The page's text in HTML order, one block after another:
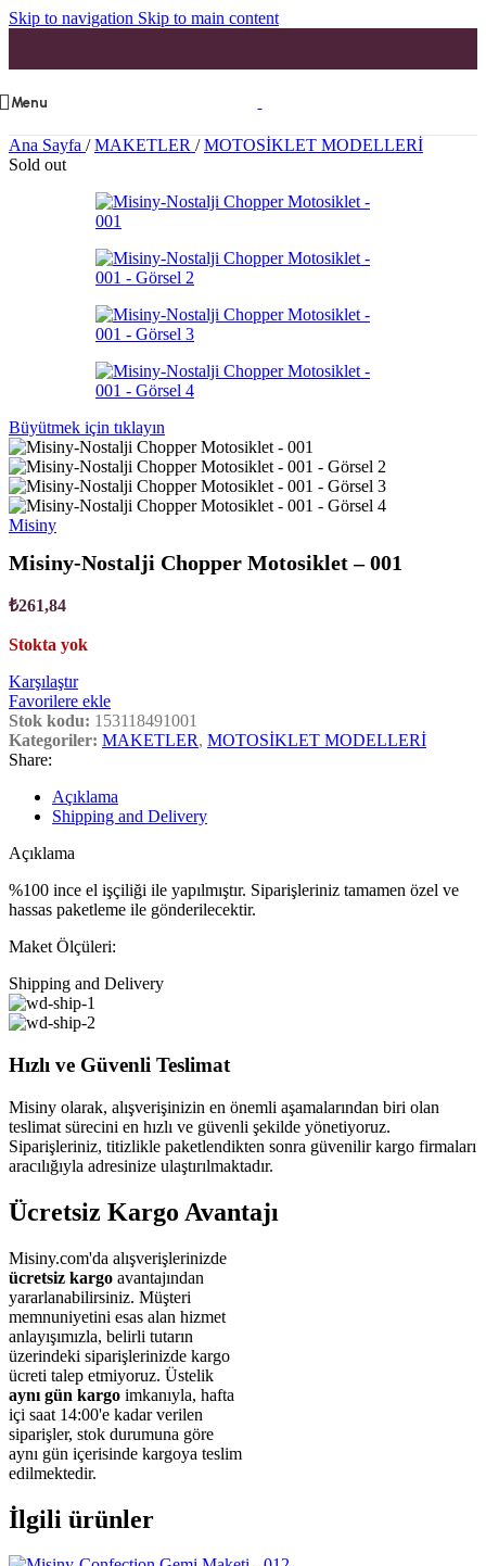
Skip to navigation Skip to main content
Menu
Ana Sayfa / MAKETLER / MOTOSİKLET MODELLERİ
Sold out
Büyütmek için tıklayın
Misiny
Misiny-Nostalji Chopper Motosiklet – 001
₺261,84
Stokta yok
Karşılaştır
Favorilere ekle
Stok kodu: 153118491001
Kategoriler: MAKETLER, MOTOSİKLET MODELLERİ
Share:
Açıklama
Shipping and Delivery
Açıklama
%100 ince el işçiliği ile yapılmıştır. Siparişleriniz tamamen özel ve
hassas paketleme ile gönderilecektir.
Maket Ölçüleri:
Shipping and Delivery
Hızlı ve Güvenli Teslimat
Misiny olarak, alışverişinizin en önemli aşamalarından biri olan
teslimat sürecini en hızlı ve güvenli şekilde yönetiyoruz.
Siparişleriniz, titizlikle paketlendikten sonra güvenilir kargo firmaları
aracılığıyla adresinize ulaştırılmaktadır.
Ücretsiz Kargo Avantajı
Misiny.com'da alışverişlerinizde
ücretsiz kargo avantajından
yararlanabilirsiniz. Müşteri
memnuniyetini esas alan hizmet
anlayışımızla, belirli tutarın
üzerindeki siparişlerinizde kargo
ücreti talep etmiyoruz. Üstelik
aynı gün kargo imkanıyla, hafta
içi saat 14:00'e kadar verilen
siparişler, stok durumuna göre
aynı gün içerisinde kargoya teslim
edilmektedir.
İlgili ürünler